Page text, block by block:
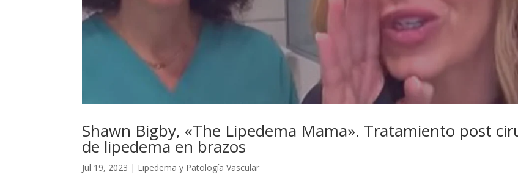
Shawn Bigby, «The Lipedema Mama». Tratamiento post
de lipedema en brazos
Jul 19, 2023 | Lipedema y Patología Vascular